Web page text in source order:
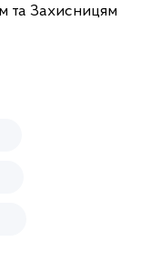
та Захисницям